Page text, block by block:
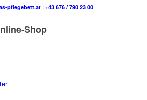
pflegebett.at |+43 676 / 790 23 00
Shop